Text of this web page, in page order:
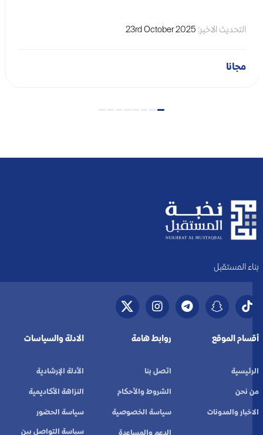
التحديث الاخير: 23rd October 2025
مجانا
بناء المستقبل
أقسام الموقع
الرئيسية
من نحن
الاخبار والمدونات
روابط هامة
اتصل بنا
الشروط والأحكام
سياسة الخصوصية
الدعم والمساعدة
الادلة والسياسات
الأدلة الإرشادية
النزاهة الأكاديمية
سياسة الحضور
سياسة التواصل بين